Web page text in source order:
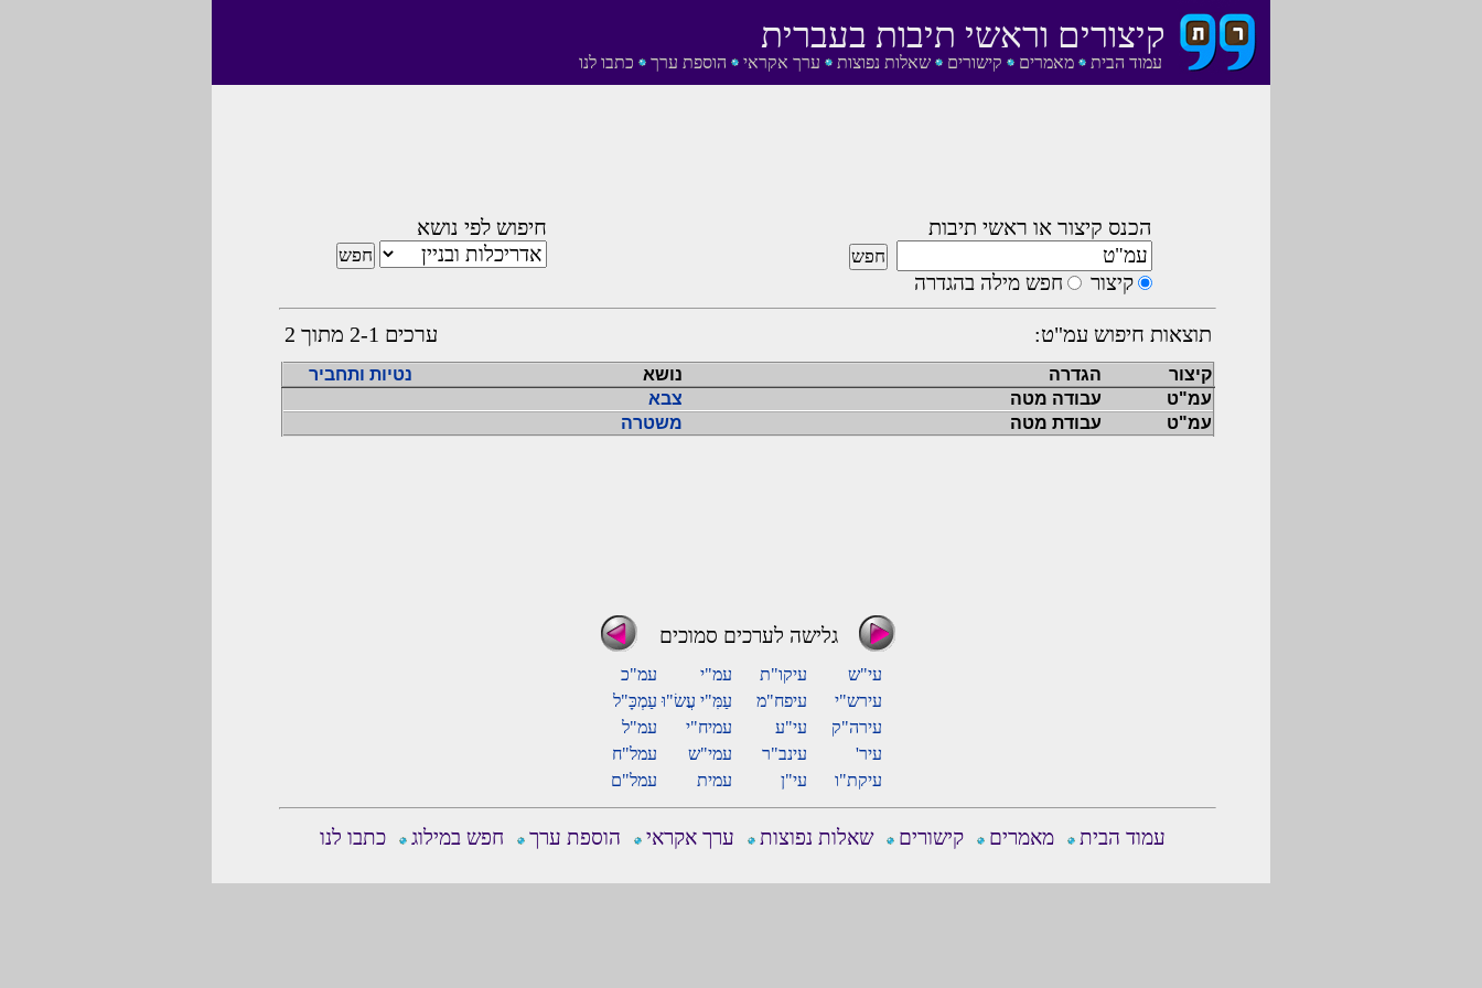
עמוד הבית מאמרים קישורים שאלות נפוצות ערך אקראי הוספת ערך כתבו לנו
קיצורים וראשי תיבות בעברית
הכנס קיצור או ראשי תיבות
קיצור חפש מילה בהגדרה
חיפוש לפי נושא
תוצאות חיפוש עמ"ט: ערכים 2-1 מתוך 2
קיצור הגדרה נושא
נטיות ותחביר
עמ"ט
עבודה מטה
צבא
עמ"ט
עבודת מטה משטרה
גלישה לערכים סמוכים
עי"ש עיקו"ת עמ"י
עמ"כ
עירש"י
עיפח"מ עַמִּ"י עֲשׂ"וּ עַמְכָּ"ל
עירה"ק
עי"ע עמיח"י
עמ"ל
עיר'
עינב"ר עמי"ש
עמל"ח
עיקת"ו
עי"ן עמית עמל"ם
עמוד הבית מאמרים קישורים שאלות נפוצות ערך אקראי הוספת ערך חפש במילוג כתבו לנו